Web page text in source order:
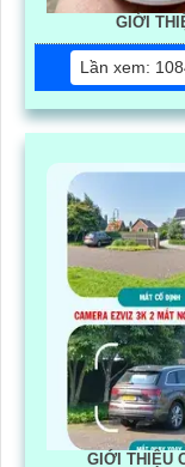
GIỚI
Lần xem:
GIỚI THIỆU